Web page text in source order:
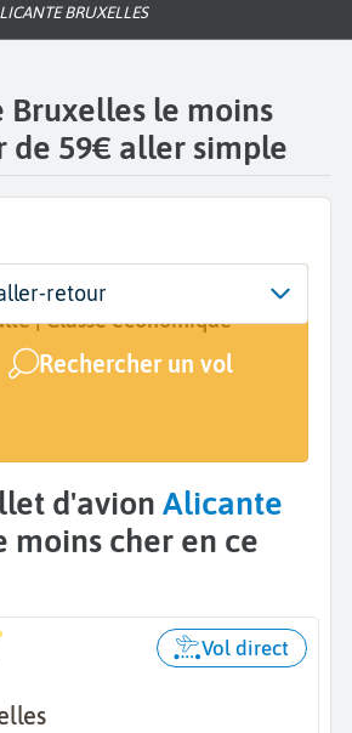
BRUXELLES
le moins
de 59€ aller simple
(ALC)
- 10 déc.
| Classe
| Classe économique
Rechercher un vol
retour
d'avion Alicante
moins cher en ce
Vol direct